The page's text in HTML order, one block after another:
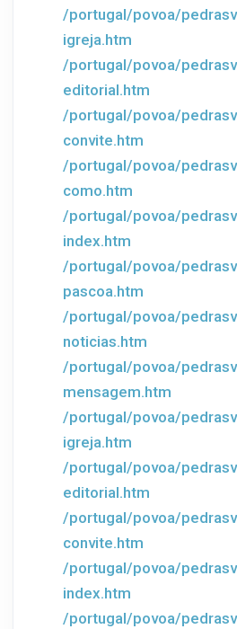
/portugal/povoa/
igreja.htm
/portugal/povoa/
editorial.htm
/portugal/povoa/
convite.htm
/portugal/povoa/
como.htm
/portugal/povoa/
index.htm
/portugal/povoa/
pascoa.htm
/portugal/povoa/
noticias.htm
/portugal/povoa/
mensagem.htm
/portugal/povoa/
igreja.htm
/portugal/povoa/
editorial.htm
/portugal/povoa/
convite.htm
/portugal/povoa/
index.htm
/portugal/povoa/